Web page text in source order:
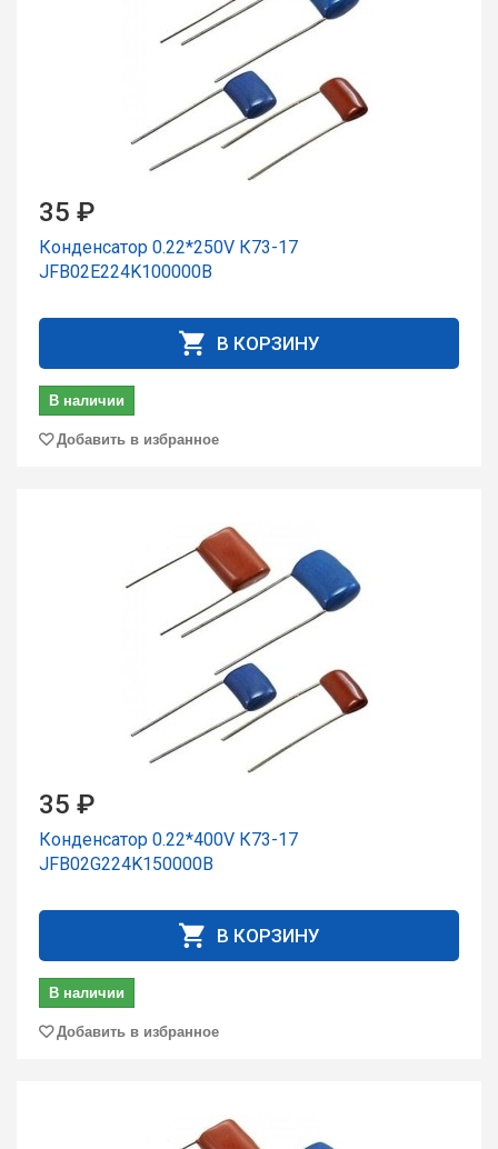
35 ₽
Конденсатор 0.22*250V К73-17
JFB02E224K100000B
В КОРЗИНУ
В наличии
Добавить в избранное
35 ₽
Конденсатор 0.22*400V К73-17
JFB02G224K150000B
В КОРЗИНУ
В наличии
Добавить в избранное